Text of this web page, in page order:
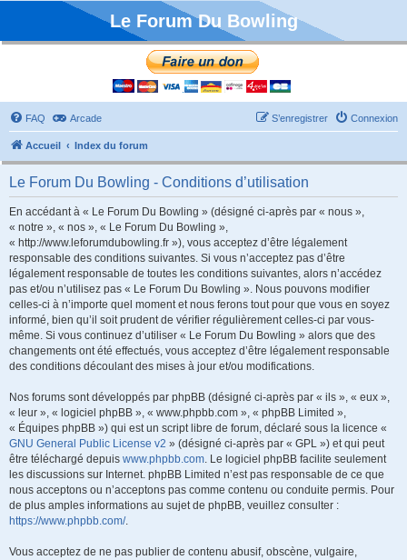
Le Forum Du Bowling
FAQ Arcade Connexion
S’enregistrer
Accueil Index du forum
Le Forum Du Bowling - Conditions d’utilisation
En accédant à « Le Forum Du Bowling » (désigné ci-après par « nous »,
« notre », « nos », « Le Forum Du Bowling »,
« http://www.leforumdubowling.fr »), vous acceptez d’être légalement
responsable des conditions suivantes. Si vous n’acceptez pas d’être
légalement responsable de toutes les conditions suivantes, alors n’accédez
pas et/ou n’utilisez pas « Le Forum Du Bowling ». Nous pouvons modifier
celles-ci à n’importe quel moment et nous ferons tout pour que vous en soyez
informé, bien qu’il soit prudent de vérifier régulièrement celles-ci par vous-
même. Si vous continuez d’utiliser « Le Forum Du Bowling » alors que des
changements ont été effectués, vous acceptez d’être légalement responsable
des conditions découlant des mises à jour et/ou modifications.
Nos forums sont développés par phpBB (désigné ci-après par « ils », « eux »,
« leur », « logiciel phpBB », « www.phpbb.com », « phpBB Limited »,
« Équipes phpBB ») qui est un script libre de forum, déclaré sous la licence «
GNU General Public License v2 » (désigné ci-après par « GPL ») et qui peut
être téléchargé depuis www.phpbb.com. Le logiciel phpBB facilite seulement
les discussions sur Internet. phpBB Limited n’est pas responsable de ce que
nous acceptons ou n’acceptons pas comme contenu ou conduite permis. Pour
de plus amples informations au sujet de phpBB, veuillez consulter :
https://www.phpbb.com/.
Vous acceptez de ne pas publier de contenu abusif, obscène, vulgaire,